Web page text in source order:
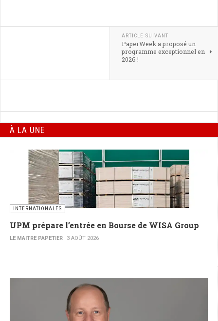
ARTICLE SUIVANT
PaperWeek a proposé un
programme exceptionnel en
2026 !
À LA UNE
INTERNATIONALES
UPM prépare l’entrée en Bourse de WISA Group
LE MAITRE PAPETIER 3 AOÛT 2026